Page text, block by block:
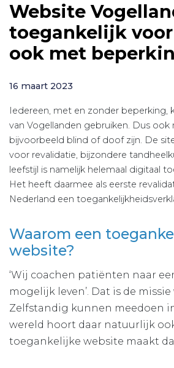
Website
toegankelijk
ook met
16 maart 2023
Iedereen, met en zonder beperking,
van Vogellanden gebruiken. Dus ook
bijvoorbeeld blind of doof zijn. De
voor revalidatie, bijzondere
leefstijl is namelijk helemaal digitaal
Het heeft daarmee als eerste
Nederland een
Waarom een
website?
‘Wij coachen patiënten naar
mogelijk leven’. Dat is de
Zelfstandig kunnen meedoen
wereld hoort daar natuurlijk
toegankelijke website maakt